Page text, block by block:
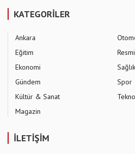
KATEGORİLER
Ankara
Eğitim
Ekonomi
Gündem
Kültür & Sanat
Magazin
Sağlık
Spor
İLETİŞİM